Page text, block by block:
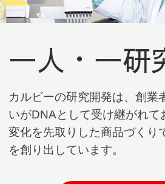
一人・一研
カルビーの研究開発は、創業
いがDNAとして受け継がれて
変化を先取りした商品づくり
を創り出しています。